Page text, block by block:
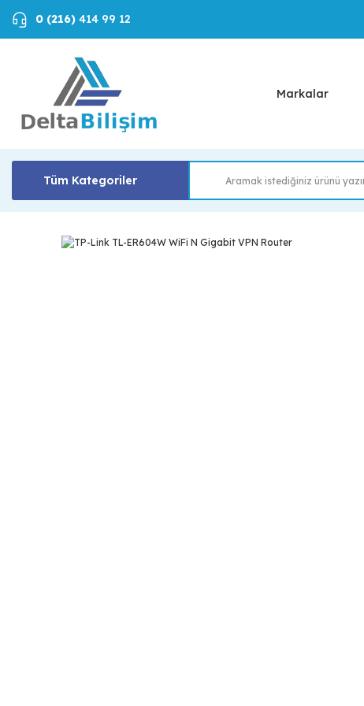
0 (216) 414 99 12
Markalar
Tüm Kategoriler